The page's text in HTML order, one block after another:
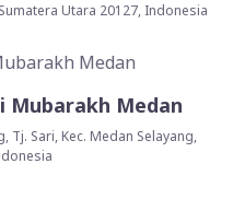
Utara 20127, Indonesia
Mubarakh Medan
Tj. Sari, Kec. Medan Selayang,